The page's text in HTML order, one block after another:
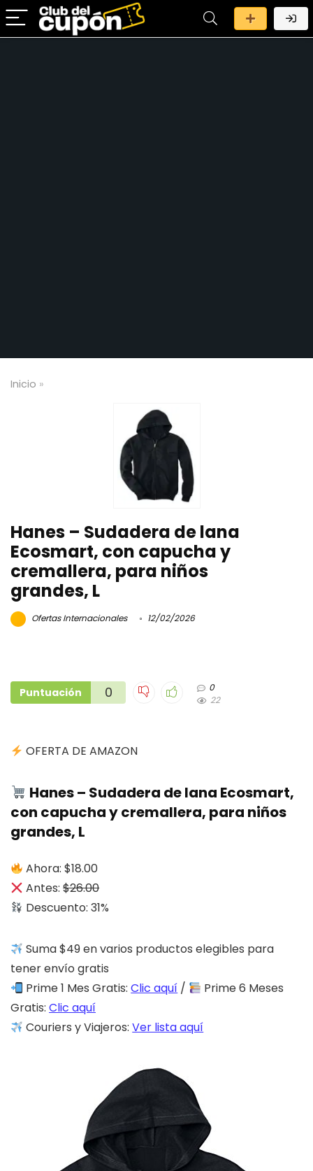
Inicio »
Hanes – Sudadera de lana
Ecosmart, con capucha y
cremallera, para niños
grandes, L
Ofertas Internacionales 12/02/2026
Puntuación 0
0
22
OFERTA DE AMAZON
Hanes – Sudadera de lana Ecosmart,
con capucha y cremallera, para niños
grandes, L
Ahora: $18.00
Antes:$26.00
Descuento: 31%
Suma $49 en varios productos elegibles para
tener envío gratis
Prime 1 Mes Gratis:Clic aquí /
Prime 6 Meses
Gratis: Clic aquí
Couriers y Viajeros:Ver lista aquí